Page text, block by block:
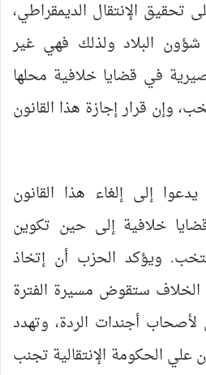
تحقيق الإنتقال الديمقراطي،
شؤون البلاد ولذلك فهي غير
في قضايا خلافية محلها
وإن قرار إجازة هذا القانون
إلى إلغاء هذا القانون
خلافية إلى حين تكوين
ويؤكد الحزب أن إتخاذ
ستقوض مسيرة الفترة
لأصحاب أجندات الردة، وتهدد
علي الحكومة الإنتقالية تجنب